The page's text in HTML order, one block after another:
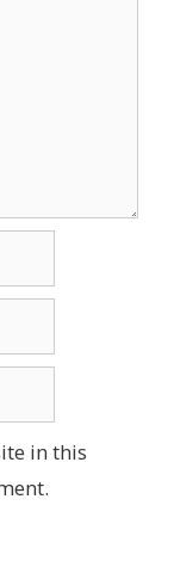
in this